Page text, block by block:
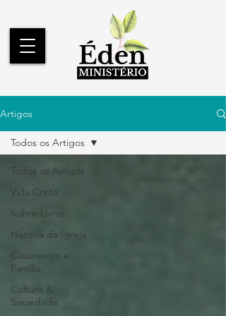
Artigos
Todos os Artigos
Vida Cristã
Sobre Livros
História da Igreja
Casamento e
Família
Cultura &
Sociedade
Todos os Artigos